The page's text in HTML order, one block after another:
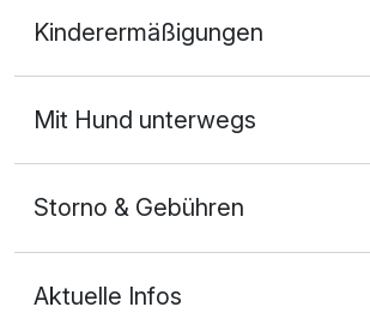
2 Erwachsene
Zusatznächte
Kinderermäßigungen
Mit Hund unterwegs
Storno & Gebühren
Aktuelle Infos